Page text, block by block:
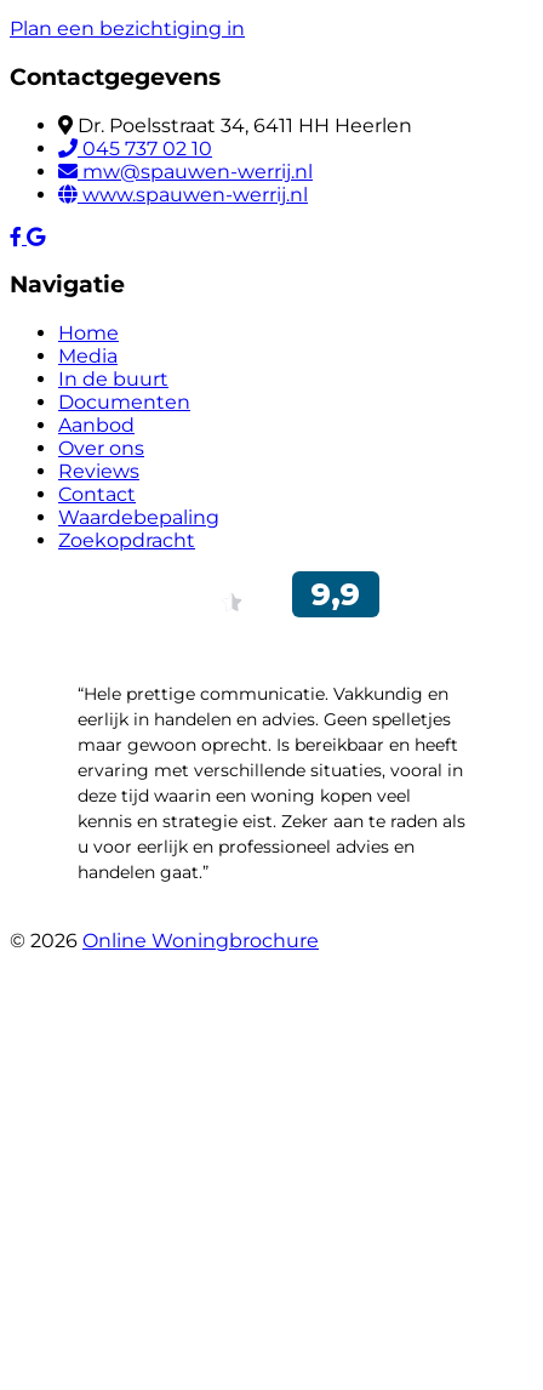
Plan een bezichtiging in
Contactgegevens
Dr. Poelsstraat 34, 6411 HH Heerlen
045 737 02 10
mw@spauwen-werrij.nl
www.spauwen-werrij.nl
Navigatie
Home
Media
In de buurt
Documenten
Aanbod
Over ons
Reviews
Contact
Waardebepaling
Zoekopdracht
“Hele prettige communicatie. Vakkundig en
eerlijk in handelen en advies. Geen spelletjes
maar gewoon oprecht. Is bereikbaar en heeft
ervaring met verschillende situaties, vooral in
deze tijd waarin een woning kopen veel
kennis en strategie eist. Zeker aan te raden als
u voor eerlijk en professioneel advies en
handelen gaat.”
© 2026 Online Woningbrochure